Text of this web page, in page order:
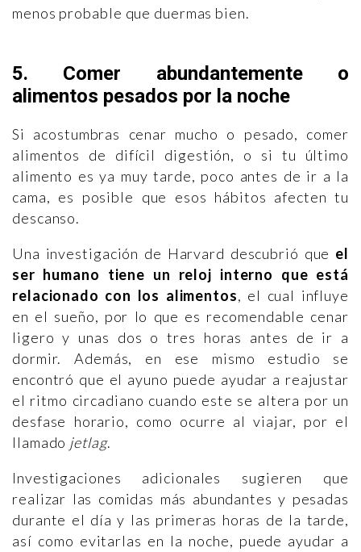
menos probable que duermas bien.
5. Comer abundantemente o
alimentos pesados por la noche
Si acostumbras cenar mucho o pesado, comer
alimentos de difícil digestión, o si tu último
alimento es ya muy tarde, poco antes de ir a la
cama, es posible que esos hábitos afecten tu
descanso.
Una investigación de Harvard descubrió que el
ser humano tiene un reloj interno que está
relacionado con los alimentos, el cual influye
en el sueño, por lo que es recomendable cenar
ligero y unas dos o tres horas antes de ir a
dormir. Además, en ese mismo estudio se
encontró que el ayuno puede ayudar a reajustar
el ritmo circadiano cuando este se altera por un
desfase horario, como ocurre al viajar, por el
llamado jetlag.
Investigaciones adicionales sugieren que
realizar las comidas más abundantes y pesadas
durante el día y las primeras horas de la tarde,
así como evitarlas en la noche, puede ayudar a